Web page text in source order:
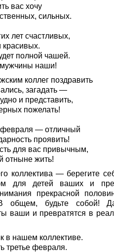
вас хочу
сильных.
лет счастливых,
полной чашей.
наши!
коллег поздравить
загадать —
и представить,
пожелать!
февраля — отличный
проявить!
для вас привычным,
отныне жить!
коллектива — берегите
для детей ваших и
прекрасной
общем, будьте собой!
ваши и превратятся в
в нашем коллективе.
третье февраля.